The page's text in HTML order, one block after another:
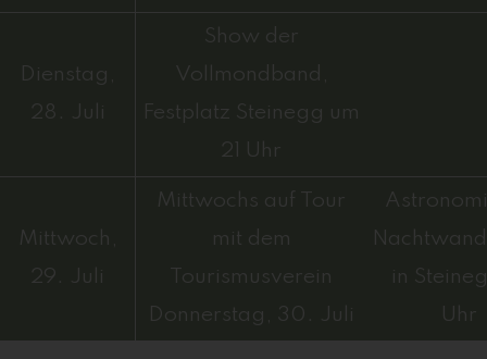
Dienstag,
28. Juli
Show der
Vollmondband,
Festplatz Steinegg um
21 Uhr
Mittwoch,
29. Juli
Mittwochs auf Tour
mit dem
Tourismusverein
Donnerstag, 30. Juli
in
Uhr